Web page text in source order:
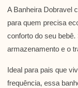
A Banheira Dobravel
para quem precisa
conforto do seu
armazenamento e o
Ideal para pais que
frequência, essa